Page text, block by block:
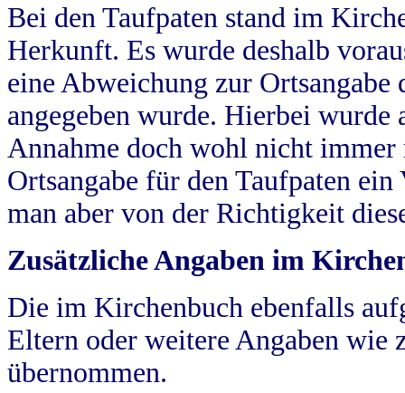
Bei den Taufpaten stand im
Herkunft. Es wurde deshalb
eine Abweichung zur
angegeben wurde. Hierbei wurde
Annahme doch wohl nicht
Ortsangabe für den Taufpaten
man aber von der Richtigkeit
Zusätzliche Angaben im
Die im Kirchenbuch ebenfalls
Eltern oder weitere Angaben wie
übernommen.